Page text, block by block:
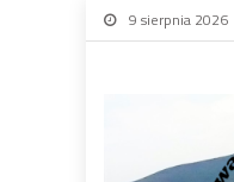
9 sierpnia 2026